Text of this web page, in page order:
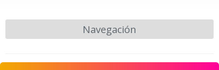
Navegación